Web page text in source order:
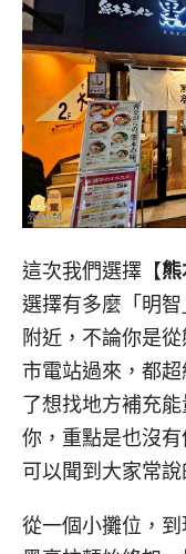
這次我們選擇【
選擇有多麼「明
附近，不論你是
市電站過來，都
了想找地方補充
你，重點是也沒
可以聞到大家常
從一個小攤位，到